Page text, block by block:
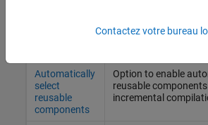
component reuse for
Automatically
select
reusable
components
Option to enable
reusable
incremental
Contactez votre bureau